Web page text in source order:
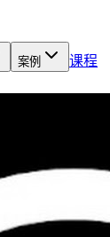
案例
课程